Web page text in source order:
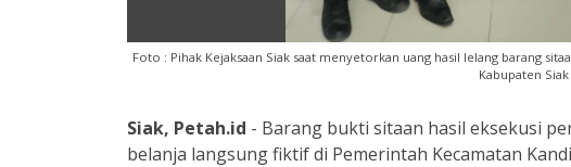
Foto : Pihak Kejaksaan Siak saat menyetorkan uang hasil lelang barang
Kabupaten Siak
Siak, Petah.id - Barang bukti sitaan hasil eksekusi
belanja langsung fiktif di Pemerintah Kecamatan